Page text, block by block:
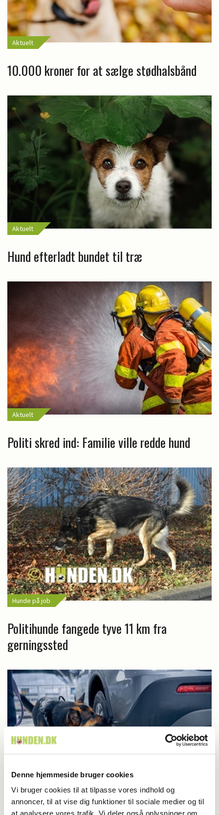
Denne hjemmeside bruger cookies
Vi bruger cookies til at tilpasse vores indhold og
annoncer, til at vise dig funktioner til sociale medier og til
Aktuelt
10.000 kroner for at sælge stødhalsbånd
Aktuelt
Hund efterladt bundet til træ
Aktuelt
Politi skred ind: Familie ville redde hund
Hunde på job
Politihunde fangede tyve 11 km fra
gerningssted